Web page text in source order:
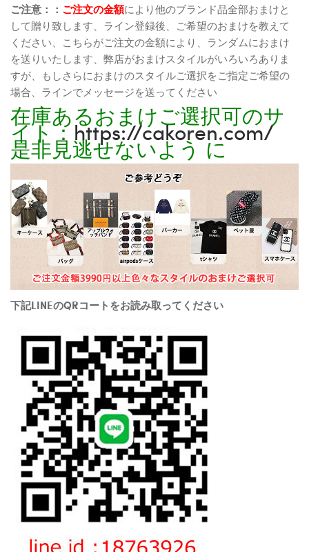
ご注意：： ご注文の金額により他のブランド品全部おまけと
して贈り致します、ライン登録後、ご希望のおまけを教えて
ください、こちらがご注文の金額により、ランダムにおまけ
を送りいたします、弊店がおまけスタイルがいろいろありま
すが、もしさらにおまけのスタイルご選択をご指定ご希望の
場合、ラインでメッセージを送ってください
在庫あるおまけご選択可のサ
イト：https://cakoren.com/
是非見逃せないよう に
下記LINEのQRコートをお読み取ってください